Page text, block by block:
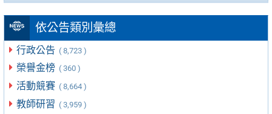
依公告類別彙總
行政公告 ( 8,723 )
榮譽金榜 ( 360 )
活動競賽 ( 8,664 )
教師研習 ( 3,959 )